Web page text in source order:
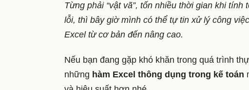
Từng phải “vật vã”, tốn nhiều thời gian khi
lỗi, thì bây giờ mình có thể tự tin xử lý công
Excel từ cơ bản đến nâng cao.
Nếu bạn đang gặp khó khăn trong quá trình
những hàm Excel thông dụng trong kế toán